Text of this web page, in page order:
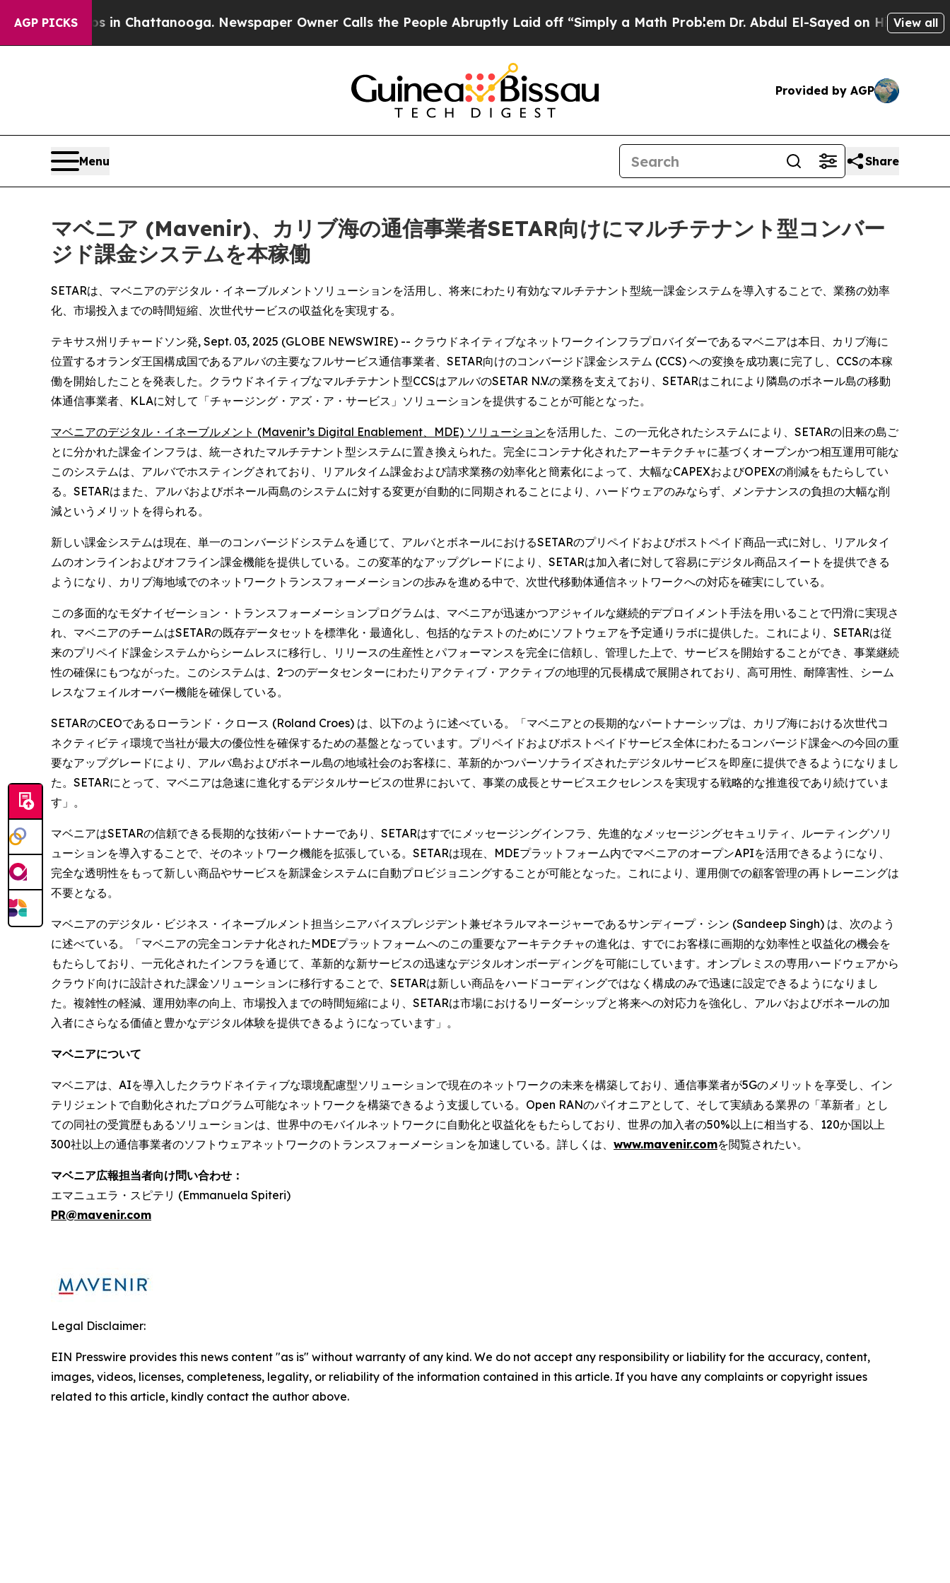
AGP PICKS
Chaos in Chattanooga. Newspaper Owner Calls the People Abruptly Laid off “Simply a Math ProblemDr. Abdul El-Sayed on Historic Michigan
View all
Provided by AGP
Menu Share
マベニア (Mavenir)、カリブ海の通信事業者SETAR向けにマルチテナント型コンバー
ジド課金システムを本稼働
SETARは、マベニアのデジタル・イネーブルメントソリューションを活用し、将来にわたり有効なマルチテナント型統一課金システムを導入することで、業務の効率
化、市場投入までの時間短縮、次世代サービスの収益化を実現する。
テキサス州リチャードソン発, Sept. 03, 2025 (GLOBE NEWSWIRE) -- クラウドネイティブなネットワークインフラプロバイダーであるマベニアは本日、カリブ海に
位置するオランダ王国構成国であるアルバの主要なフルサービス通信事業者、SETAR向けのコンバージド課金システム (CCS) への変換を成功裏に完了し、CCSの本稼
働を開始したことを発表した。クラウドネイティブなマルチテナント型CCSはアルバのSETAR N.V.の業務を支えており、SETARはこれにより隣島のボネール島の移動
体通信事業者、KLAに対して「チャージング・アズ・ア・サービス」ソリューションを提供することが可能となった。
マベニアのデジタル・イネーブルメント (Mavenir’s Digital Enablement、MDE) ソリューションを活用した、この一元化されたシステムにより、SETARの旧来の島ご
とに分かれた課金インフラは、統一されたマルチテナント型システムに置き換えられた。完全にコンテナ化されたアーキテクチャに基づくオープンかつ相互運用可能な
このシステムは、アルバでホスティングされており、リアルタイム課金および請求業務の効率化と簡素化によって、大幅なCAPEXおよびOPEXの削減をもたらしてい
る。SETARはまた、アルバおよびボネール両島のシステムに対する変更が自動的に同期されることにより、ハードウェアのみならず、メンテナンスの負担の大幅な削
減というメリットを得られる。
新しい課金システムは現在、単一のコンバージドシステムを通じて、アルバとボネールにおけるSETARのプリペイドおよびポストペイド商品一式に対し、リアルタイ
ムのオンラインおよびオフライン課金機能を提供している。この変革的なアップグレードにより、SETARは加入者に対して容易にデジタル商品スイートを提供できる
ようになり、カリブ海地域でのネットワークトランスフォーメーションの歩みを進める中で、次世代移動体通信ネットワークへの対応を確実にしている。
この多面的なモダナイゼーション・トランスフォーメーションプログラムは、マベニアが迅速かつアジャイルな継続的デプロイメント手法を用いることで円滑に実現さ
れ、マベニアのチームはSETARの既存データセットを標準化・最適化し、包括的なテストのためにソフトウェアを予定通りラボに提供した。これにより、SETARは従
来のプリペイド課金システムからシームレスに移行し、リリースの生産性とパフォーマンスを完全に信頼し、管理した上で、サービスを開始することができ、事業継続
性の確保にもつながった。このシステムは、2つのデータセンターにわたりアクティブ・アクティブの地理的冗長構成で展開されており、高可用性、耐障害性、シーム
レスなフェイルオーバー機能を確保している。
SETARのCEOであるローランド・クロース (Roland Croes) は、以下のように述べている。「マベニアとの長期的なパートナーシップは、カリブ海における次世代コ
ネクティビティ環境で当社が最大の優位性を確保するための基盤となっています。プリペイドおよびポストペイドサービス全体にわたるコンバージド課金への今回の重
要なアップグレードにより、アルバ島およびボネール島の地域社会のお客様に、革新的かつパーソナライズされたデジタルサービスを即座に提供できるようになりまし
た。SETARにとって、マベニアは急速に進化するデジタルサービスの世界において、事業の成長とサービスエクセレンスを実現する戦略的な推進役であり続けていま
す」。
マベニアはSETARの信頼できる長期的な技術パートナーであり、SETARはすでにメッセージングインフラ、先進的なメッセージングセキュリティ、ルーティングソリ
ューションを導入することで、そのネットワーク機能を拡張している。SETARは現在、MDEプラットフォーム内でマベニアのオープンAPIを活用できるようになり、
完全な透明性をもって新しい商品やサービスを新課金システムに自動プロビジョニングすることが可能となった。これにより、運用側での顧客管理の再トレーニングは
不要となる。
マベニアのデジタル・ビジネス・イネーブルメント担当シニアバイスプレジデント兼ゼネラルマネージャーであるサンディープ・シン (Sandeep Singh) は、次のよう
に述べている。「マベニアの完全コンテナ化されたMDEプラットフォームへのこの重要なアーキテクチャの進化は、すでにお客様に画期的な効率性と収益化の機会を
もたらしており、一元化されたインフラを通じて、革新的な新サービスの迅速なデジタルオンボーディングを可能にしています。オンプレミスの専用ハードウェアから
クラウド向けに設計された課金ソリューションに移行することで、SETARは新しい商品をハードコーディングではなく構成のみで迅速に設定できるようになりまし
た。複雑性の軽減、運用効率の向上、市場投入までの時間短縮により、SETARは市場におけるリーダーシップと将来への対応力を強化し、アルバおよびボネールの加
入者にさらなる価値と豊かなデジタル体験を提供できるようになっています」。
マベニアについて
マベニアは、AIを導入したクラウドネイティブな環境配慮型ソリューションで現在のネットワークの未来を構築しており、通信事業者が5Gのメリットを享受し、イン
テリジェントで自動化されたプログラム可能なネットワークを構築できるよう支援している。Open RANのパイオニアとして、そして実績ある業界の「革新者」とし
ての同社の受賞歴もあるソリューションは、世界中のモバイルネットワークに自動化と収益化をもたらしており、世界の加入者の50%以上に相当する、120か国以上
300社以上の通信事業者のソフトウェアネットワークのトランスフォーメーションを加速している。詳しくは、 www.mavenir.comを閲覧されたい。
マベニア広報担当者向け問い合わせ：
エマニュエラ・スピテリ (Emmanuela Spiteri)
PR@mavenir.com
Legal Disclaimer:
EIN Presswire provides this news content "as is" without warranty of any kind. We do not accept any responsibility or liability for the accuracy, content,
images, videos, licenses, completeness, legality, or reliability of the information contained in this article. If you have any complaints or copyright issues
related to this article, kindly contact the author above.